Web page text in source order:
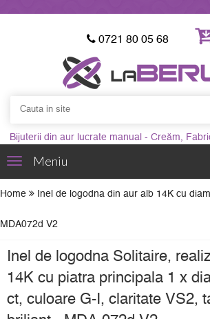
0721 80 05 68
Bijuterii din aur lucrate manual - Creăm,
ToggleMeniu
Home Inel de logodna din aur alb 14K cu
MDA072d V2
Inel de logodna Solitaire,
14K cu piatra principala 1 x
ct, culoare G-I, claritate VS2,